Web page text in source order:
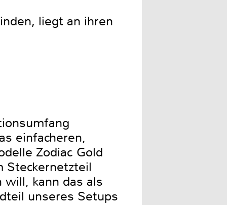
liegt an ihren
einfacheren,
Zodiac Gold
Steckernetzteil
will, kann das als
unseres Setups